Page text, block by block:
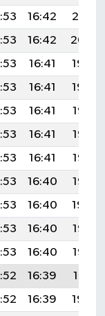
16:42
20:01
16:42
20:00
16:41
19:59
16:41
19:59
16:41
19:58
16:41
19:57
16:41
19:56
16:40
19:55
16:40
19:54
16:40
19:53
16:40
19:52
16:39
19:51
16:39
19:50